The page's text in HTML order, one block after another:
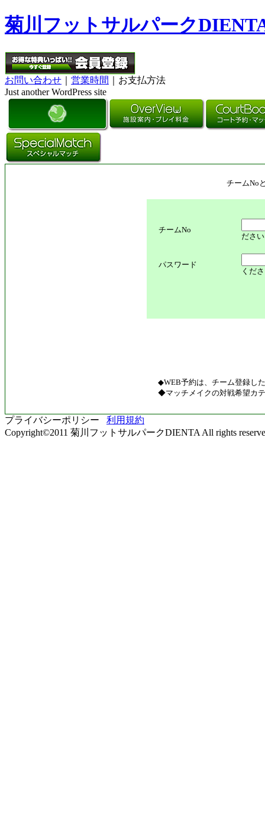
菊川フットサルパーク
お問い合わせ 営業時間
｜お支払方法
Just another WordPress site
チームNo
チームNo
ださい
パスワード
くだ
◆WEB予約は、チーム登録し
◆マッチメイクの対戦希望カ
プライバシーポリシー 利用規約
Copyright©2011 菊川フットサルパークDIENTA All rights